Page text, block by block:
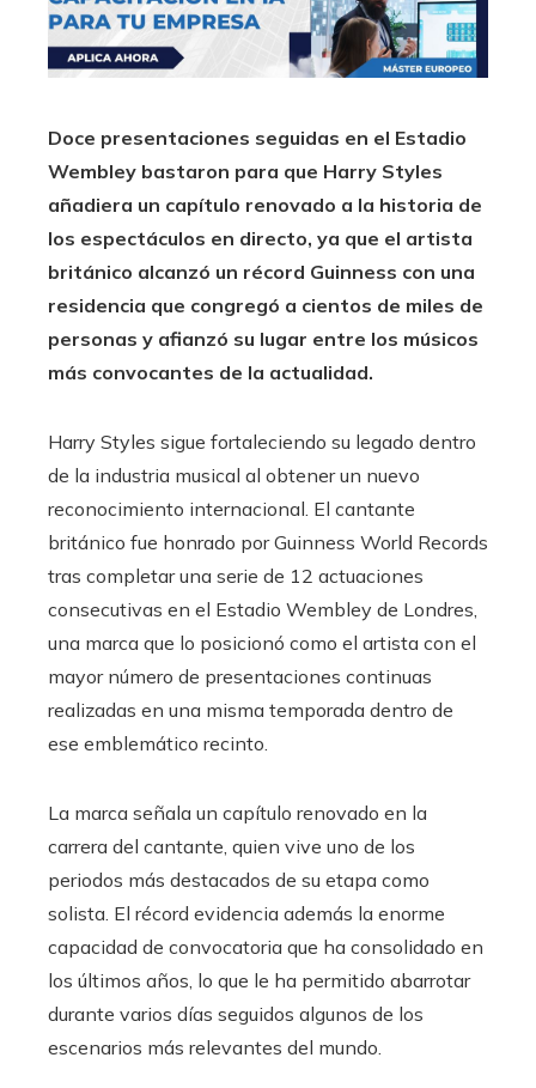
Doce presentaciones seguidas en el Estadio
Wembley bastaron para que Harry Styles
añadiera un capítulo renovado a la historia de
los espectáculos en directo, ya que el artista
británico alcanzó un récord Guinness con una
residencia que congregó a cientos de miles de
personas y afianzó su lugar entre los músicos
más convocantes de la actualidad.
Harry Styles sigue fortaleciendo su legado dentro
de la industria musical al obtener un nuevo
reconocimiento internacional. El cantante
británico fue honrado por Guinness World Records
tras completar una serie de 12 actuaciones
consecutivas en el Estadio Wembley de Londres,
una marca que lo posicionó como el artista con el
mayor número de presentaciones continuas
realizadas en una misma temporada dentro de
ese emblemático recinto.
La marca señala un capítulo renovado en la
carrera del cantante, quien vive uno de los
periodos más destacados de su etapa como
solista. El récord evidencia además la enorme
capacidad de convocatoria que ha consolidado en
los últimos años, lo que le ha permitido abarrotar
durante varios días seguidos algunos de los
escenarios más relevantes del mundo.